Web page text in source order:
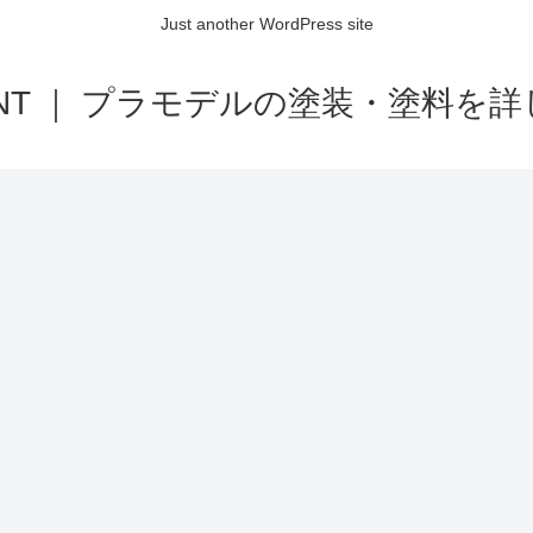
Just another WordPress site
｜ プラモデルの塗装・塗料を詳